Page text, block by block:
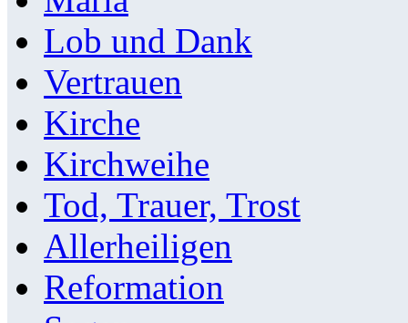
Lob und Dank
Vertrauen
Kirche
Kirchweihe
Tod, Trauer, Trost
Allerheiligen
Reformation